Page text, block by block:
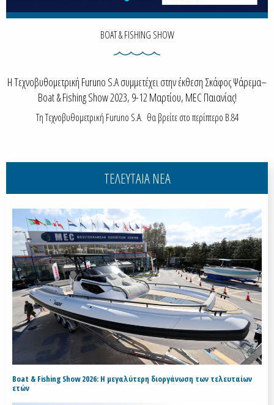
BOAT & FISHING SHOW
Η Τεχνοβυθομετρική Furuno S.A συμμετέχει στην έκθεση Σκάφος Ψάρεμα–
Boat & Fishing Show 2023, 9-12 Μαρτίου, MEC Παιανίας!
Τη Τεχνοβυθομετρική Furuno S.A. θα βρείτε στο περίπτερο B.84
ΤΕΛΕΥΤΑΙΑ ΝΕΑ
Boat & Fishing Show 2026: Η μεγαλύτερη διοργάνωση των τελευταίων
ετών